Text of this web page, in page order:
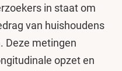
in staat om
van huishoudens
Deze metingen
opzet en